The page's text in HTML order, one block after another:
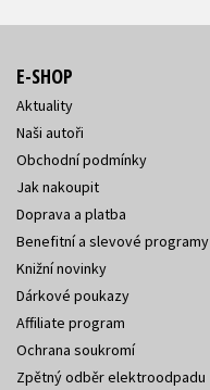
E-SHOP
Aktuality
Naši autoři
Obchodní podmínky
Jak nakoupit
Doprava a platba
Benefitní a slevové programy
Knižní novinky
Dárkové poukazy
Affiliate program
Ochrana soukromí
Zpětný odběr elektroodpadu